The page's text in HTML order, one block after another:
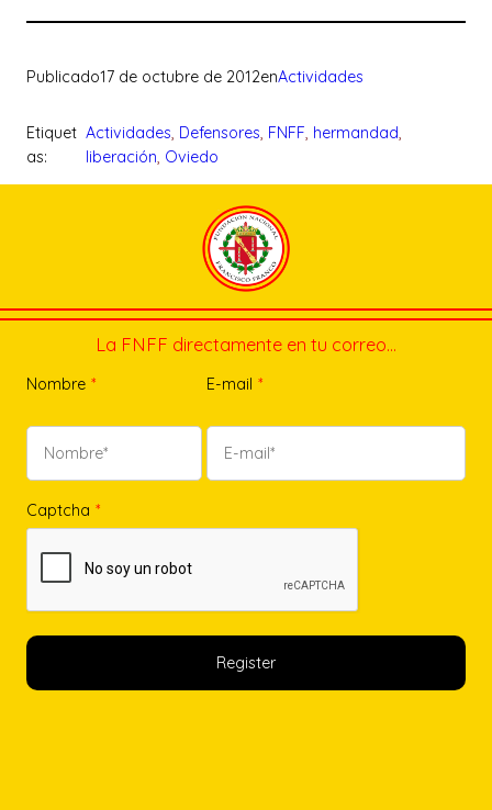
Publicado17 de octubre de 2012enActividades
Etiquet
as:
Actividades, Defensores, FNFF, hermandad
liberación, Oviedo
La FNFF directamente en tu correo…
Nombre * E-mail *
Captcha *